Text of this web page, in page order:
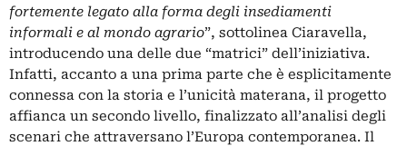
fortemente legato alla forma degli insediamenti
informali e al mondo agrario”, sottolinea Ciaravella,
introducendo una delle due “matrici” dell’iniziativa.
Infatti, accanto a una prima parte che è esplicitamente
connessa con la storia e l’unicità materana, il progetto
affianca un secondo livello, finalizzato all’analisi degli
scenari che attraversano l’Europa contemporanea. Il